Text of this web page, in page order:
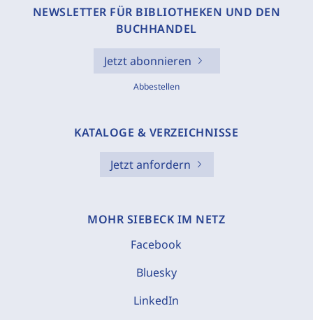
NEWSLETTER FÜR BIBLIOTHEKEN UND DEN
BUCHHANDEL
Jetzt abonnieren
Abbestellen
KATALOGE & VERZEICHNISSE
Jetzt anfordern
MOHR SIEBECK IM NETZ
Facebook
Bluesky
LinkedIn